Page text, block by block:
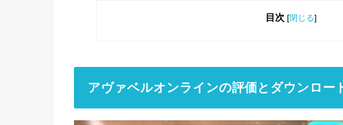
目次 [閉じる]
アヴァベルオンラインの評価とダウンロー